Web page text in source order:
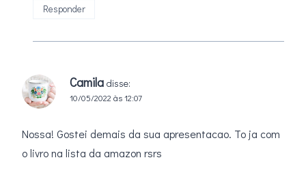
Responder
Camila disse:
10/05/2022 às 12:07
Nossa! Gostei demais da sua apresentacao. To ja com
o livro na lista da amazon rsrs